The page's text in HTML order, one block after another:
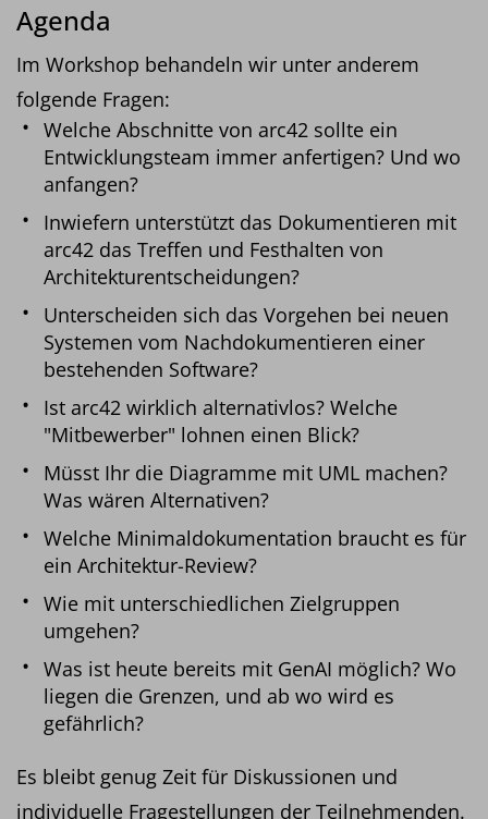
Agenda
Im Workshop behandeln wir unter anderem
folgende Fragen:
Welche Abschnitte von arc42 sollte ein
Entwicklungsteam immer anfertigen? Und wo
anfangen?
Inwiefern unterstützt das Dokumentieren mit
arc42 das Treffen und Festhalten von
Architekturentscheidungen?
Unterscheiden sich das Vorgehen bei neuen
Systemen vom Nachdokumentieren einer
bestehenden Software?
Ist arc42 wirklich alternativlos? Welche
"Mitbewerber" lohnen einen Blick?
Müsst Ihr die Diagramme mit UML machen?
Was wären Alternativen?
Welche Minimaldokumentation braucht es für
ein Architektur-Review?
Wie mit unterschiedlichen Zielgruppen
umgehen?
Was ist heute bereits mit GenAI möglich? Wo
liegen die Grenzen, und ab wo wird es
gefährlich?
Es bleibt genug Zeit für Diskussionen und
individuelle Fragestellungen der Teilnehmenden.